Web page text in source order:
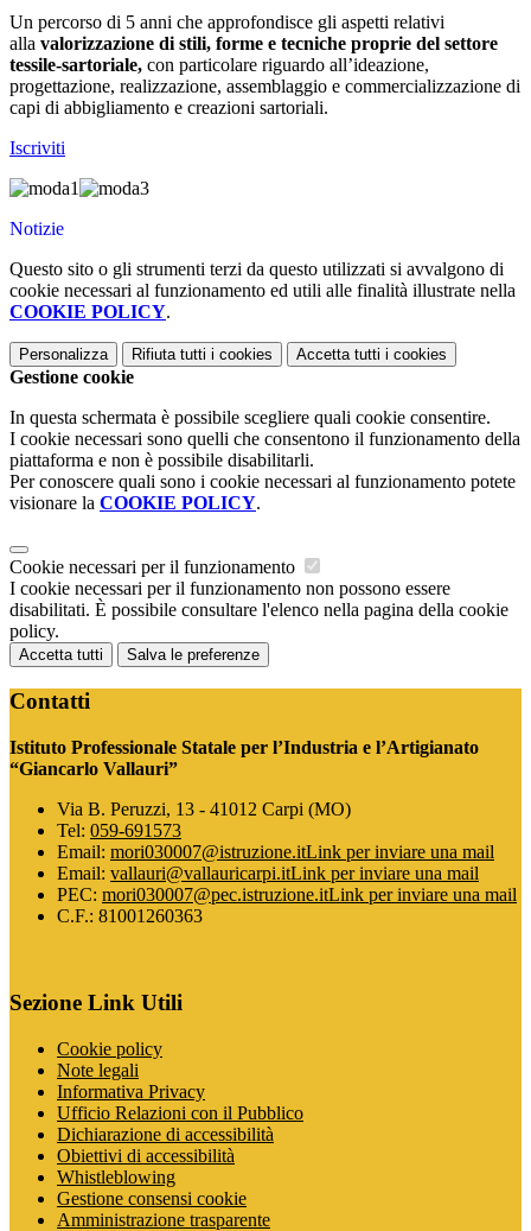
Un percorso di 5 anni che approfondisce gli aspetti relativi
alla valorizzazione di stili, forme e tecniche proprie del settore
tessile-sartoriale, con particolare riguardo all’ideazione,
progettazione, realizzazione, assemblaggio e commercializzazione di
capi di abbigliamento e creazioni sartoriali.
Iscriviti
Notizie
Questo sito o gli strumenti terzi da questo utilizzati si avvalgono di
cookie necessari al funzionamento ed utili alle finalità illustrate nella
COOKIE POLICY.
Personalizza Rifiuta tutti i cookies Accetta tutti i cookies
Gestione cookie
In questa schermata è possibile scegliere quali cookie consentire.
I cookie necessari sono quelli che consentono il funzionamento della
piattaforma e non è possibile disabilitarli.
Per conoscere quali sono i cookie necessari al funzionamento potete
visionare la COOKIE POLICY.
Cookie necessari per il funzionamento
I cookie necessari per il funzionamento non possono essere
disabilitati. È possibile consultare l'elenco nella pagina della cookie
policy.
Accetta tutti Salva le preferenze
Contatti
Istituto Professionale Statale per l’Industria e l’Artigianato
“Giancarlo Vallauri”
Via B. Peruzzi, 13 - 41012 Carpi (MO)
Tel: 059-691573
Email: mori030007@istruzione.itLink per inviare una mail
Email: vallauri@vallauricarpi.itLink per inviare una mail
PEC: mori030007@pec.istruzione.itLink per inviare una mail
C.F.: 81001260363
Sezione Link Utili
Cookie policy
Note legali
Informativa Privacy
Ufficio Relazioni con il Pubblico
Dichiarazione di accessibilità
Obiettivi di accessibilità
Whistleblowing
Gestione consensi cookie
Amministrazione trasparente